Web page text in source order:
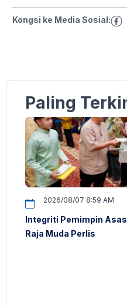
Kongsi ke Media Sosial:
Paling
2026/08/07 8:59 AM
Integriti Pemimpin
Raja Muda Perlis